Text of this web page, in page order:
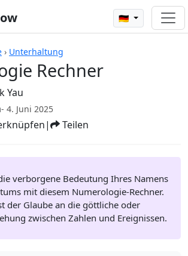
🇩🇪
› Unterhaltung
Rechner
Yau
- 4. Juni 2025
| Teilen
verborgene Bedeutung Ihres Namens
mit diesem Numerologie-Rechner.
der Glaube an die göttliche oder
zwischen Zahlen und Ereignissen.